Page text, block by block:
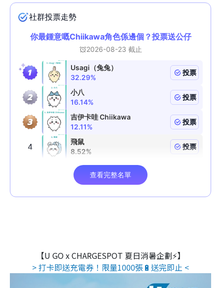
【U GO x CHARGESPOT 夏日消暑企劃⚡】
> 打卡即送充電券！限量1000張🔋送完即止 <